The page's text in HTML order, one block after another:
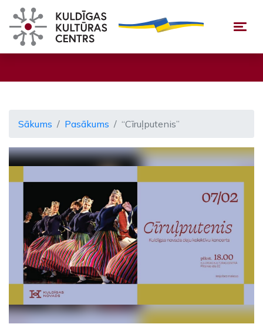
Sākums Pasākums “Cīruļputenis”